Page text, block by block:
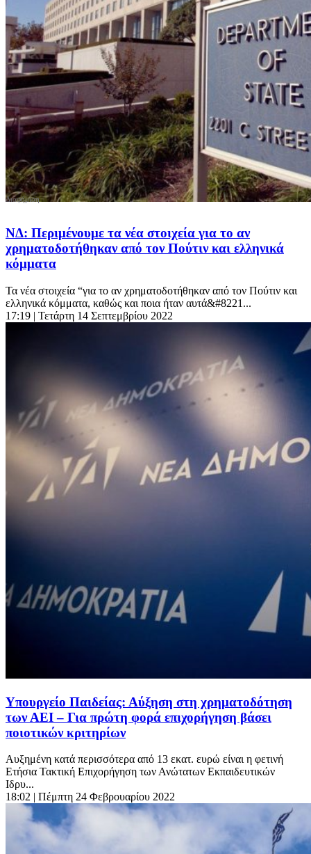
ΝΔ: Περιμένουμε τα νέα στοιχεία για το αν
χρηματοδοτήθηκαν από τον Πούτιν και ελληνικά
κόμματα
Τα νέα στοιχεία “για το αν χρηματοδοτήθηκαν από τον Πούτιν και
ελληνικά κόμματα, καθώς και ποια ήταν αυτά&#8221...
17:19 | Τετάρτη 14 Σεπτεμβρίου 2022
Υπουργείο Παιδείας: Αύξηση στη χρηματοδότηση
των ΑΕΙ – Για πρώτη φορά επιχορήγηση βάσει
ποιοτικών κριτηρίων
Αυξημένη κατά περισσότερα από 13 εκατ. ευρώ είναι η φετινή
Ετήσια Τακτική Επιχορήγηση των Ανώτατων Εκπαιδευτικών
Ιδρυ...
18:02 | Πέμπτη 24 Φεβρουαρίου 2022